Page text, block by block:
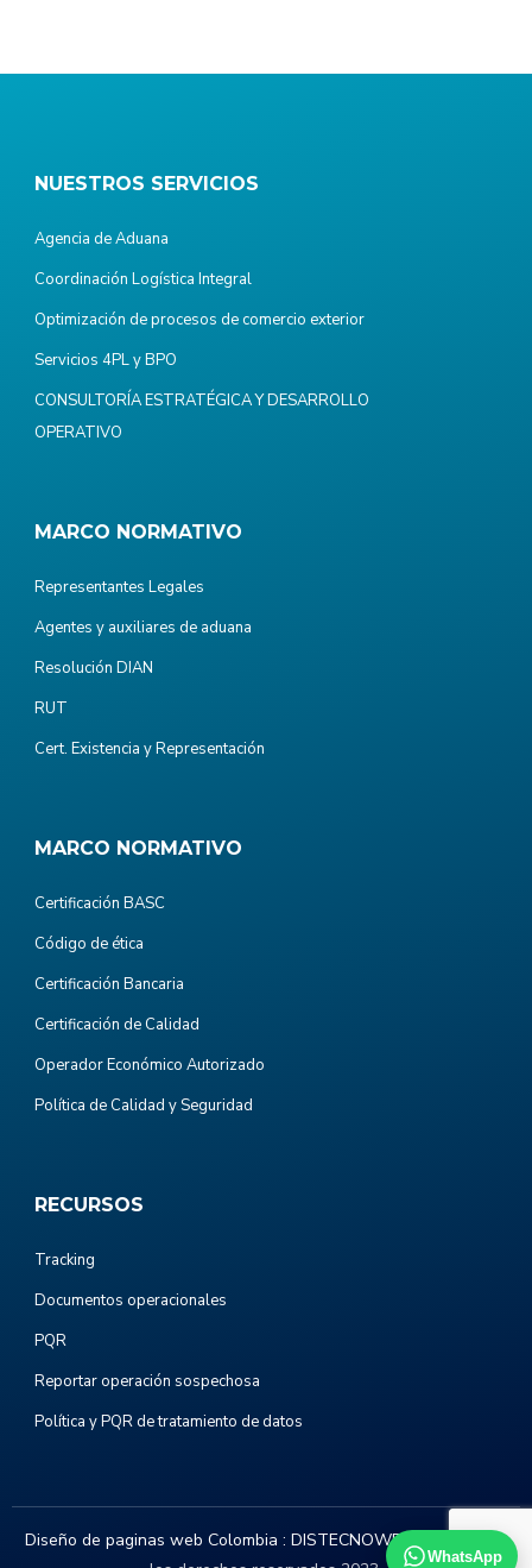
NUESTROS SERVICIOS
Agencia de Aduana
Coordinación Logística Integral
Optimización de procesos de comercio exterior
Servicios 4PL y BPO
CONSULTORÍA ESTRATÉGICA Y DESARROLLO
OPERATIVO
MARCO NORMATIVO
Representantes Legales
Agentes y auxiliares de aduana
Resolución DIAN
RUT
Cert. Existencia y Representación
MARCO NORMATIVO
Certificación BASC
Código de ética
Certificación Bancaria
Certificación de Calidad
Operador Económico Autorizado
Política de Calidad y Seguridad
RECURSOS
Tracking
Documentos operacionales
PQR
Reportar operación sospechosa
Política y PQR de tratamiento de datos
Diseño de paginas web Colombia : DISTECNOWEB.COM
. Todos
WhatsApp